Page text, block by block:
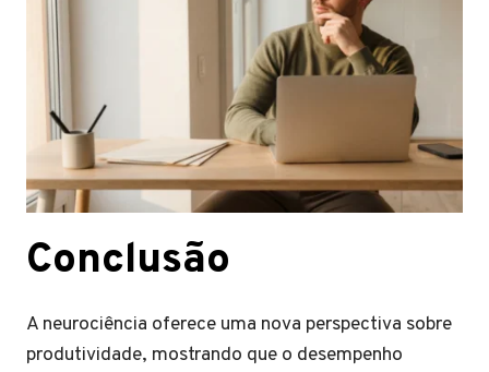
Conclusão
A neurociência oferece uma nova perspectiva sobre
produtividade, mostrando que o desempenho